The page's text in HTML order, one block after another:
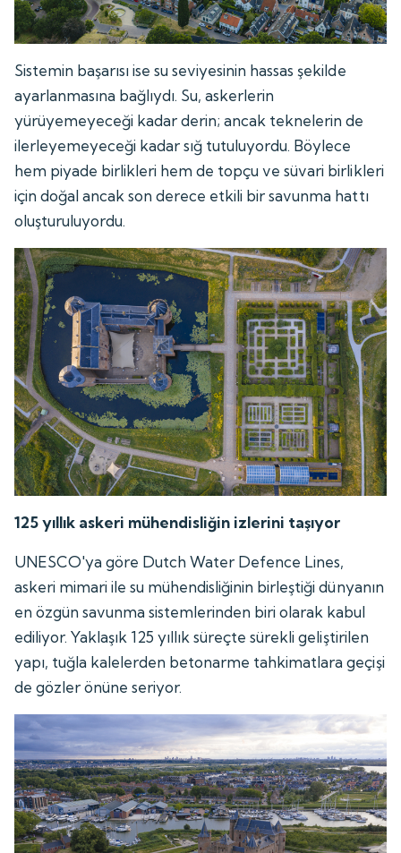
Sistemin başarısı ise su seviyesinin hassas şekilde
ayarlanmasına bağlıydı. Su, askerlerin
yürüyemeyeceği kadar derin; ancak teknelerin de
ilerleyemeyeceği kadar sığ tutuluyordu. Böylece
hem piyade birlikleri hem de topçu ve süvari birlikleri
için doğal ancak son derece etkili bir savunma hattı
oluşturuluyordu.
125 yıllık askeri mühendisliğin izlerini taşıyor
UNESCO'ya göre Dutch Water Defence Lines,
askeri mimari ile su mühendisliğinin birleştiği dünyanın
en özgün savunma sistemlerinden biri olarak kabul
ediliyor. Yaklaşık 125 yıllık süreçte sürekli geliştirilen
yapı, tuğla kalelerden betonarme tahkimatlara geçişi
de gözler önüne seriyor.